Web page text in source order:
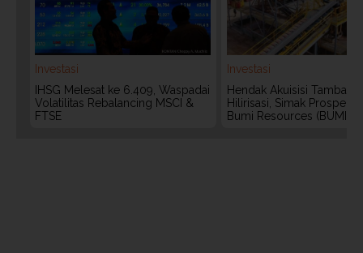
Investasi
IHSG Melesat ke 6.409, Waspadai
Volatilitas Rebalancing MSCI &
FTSE
Investasi
Hendak Akuisisi
Hilirisasi, Simak Prospek
Bumi Resources (BUMI)